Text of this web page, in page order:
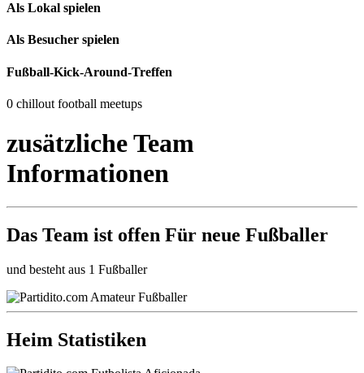
Als Lokal spielen
Als Besucher spielen
Fußball-Kick-Around-Treffen
0 chillout football meetups
zusätzliche Team
Informationen
Das Team ist offen Für neue Fußballer
und besteht aus 1 Fußballer
Heim Statistiken